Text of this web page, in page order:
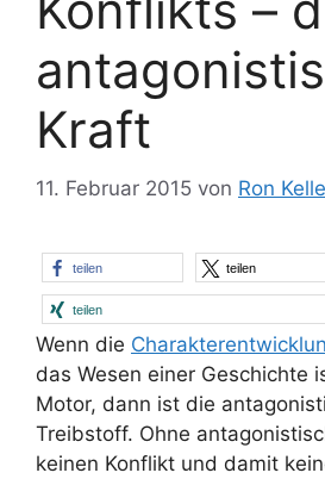
Kraft
11. Februar 2015 von Ron
teilen teilen
teilen
Wenn die
das Wesen einer Geschichte
Motor, dann ist die
Treibstoff. Ohne
keinen Konflikt und damit